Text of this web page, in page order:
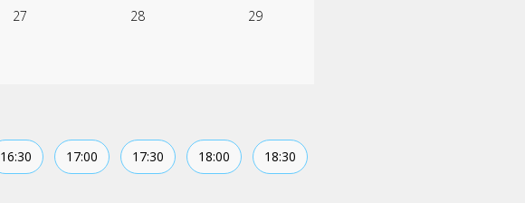
27 28 29
16:30 17:00 17:30 18:00 18:30